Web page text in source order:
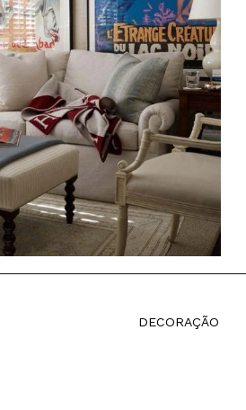
DECORAÇÃO